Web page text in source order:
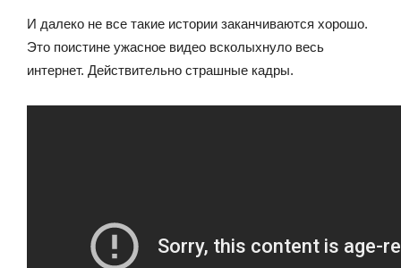
И далеко не все такие истории заканчиваются хорошо.
Это поистине ужасное видео всколыхнуло весь
интернет. Действительно страшные кадры.